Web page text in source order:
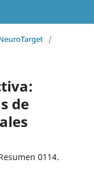
/
de
0114.